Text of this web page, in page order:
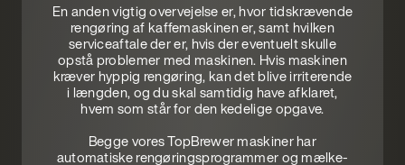
En anden vigtig overvejelse er, hvor tidskrævende
rengøring af kaffemaskinen er, samt hvilken
serviceaftale der er, hvis der eventuelt skulle
opstå problemer med maskinen. Hvis maskinen
kræver hyppig rengøring, kan det blive irriterende
i længden, og du skal samtidig have afklaret,
hvem som står for den kedelige opgave.
Begge vores TopBrewer maskiner har
automatiske rengøringsprogrammer og mælke-